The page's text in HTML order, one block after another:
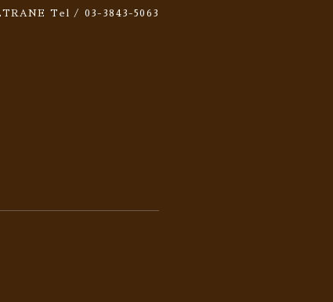
Tel / 03-3843-5063